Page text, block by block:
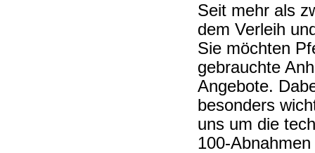
Seit mehr als
dem Verleih
Sie möchten
gebrauchte
Angebote.
besonders
uns um die
100-